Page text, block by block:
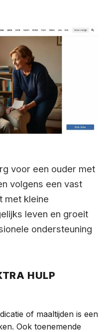
voor een ouder met
volgens een vast
met kleine
leven en groeit
ondersteuning
HULP
of maaltijden is een
Ook toenemende